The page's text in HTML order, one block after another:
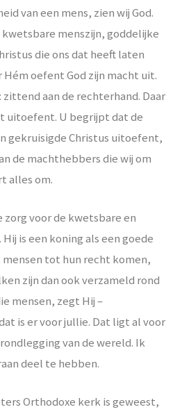
van een mens, zien wij God.
kwetsbare menszijn, goddelijke
die ons dat heeft laten
Hém oefent God zijn macht uit.
aan de rechterhand. Daar
uitoefent. U begrijpt dat de
gekruisigde Christus uitoefent,
de machthebbers die wij om
alles om.
zorg voor de kwetsbare en
is een koning als een goede
mensen tot hun recht komen,
zijn dan ook verzameld rond
mensen, zegt Hij –
is er voor jullie. Dat ligt al voor
van de wereld. Ik
deel te hebben.
Orthodoxe kerk is geweest,